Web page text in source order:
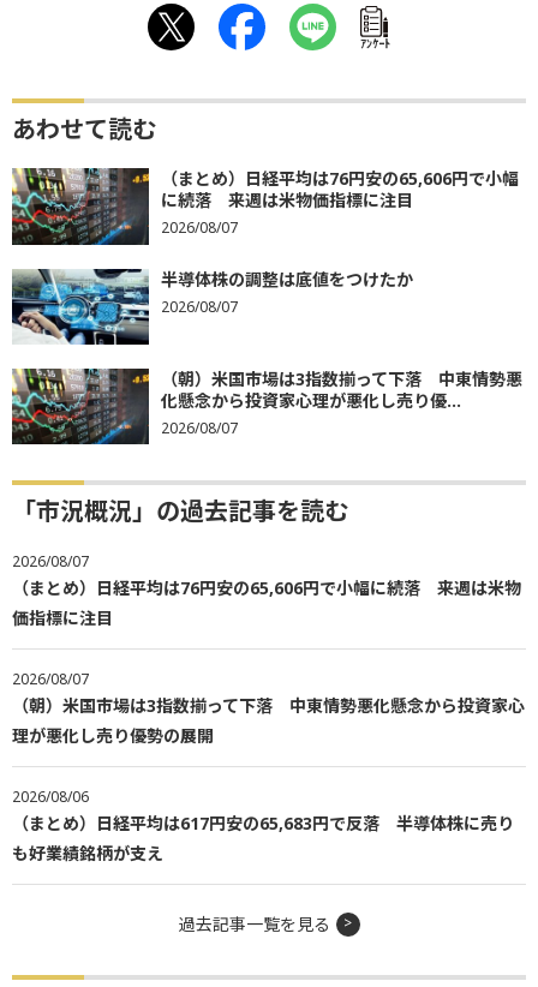
ｱﾝｹｰﾄ
あわせて読む
（まとめ）日経平均は76円安の65,606円で小幅
に続落 来週は米物価指標に注目
2026/08/07
半導体株の調整は底値をつけたか
2026/08/07
（朝）米国市場は3指数揃って下落 中東情勢悪
化懸念から投資家心理が悪化し売り優...
2026/08/07
「市況概況」の過去記事を読む
2026/08/07
（まとめ）日経平均は76円安の65,606円で小幅に続落 来週は米物
価指標に注目
2026/08/07
（朝）米国市場は3指数揃って下落 中東情勢悪化懸念から投資家心
理が悪化し売り優勢の展開
2026/08/06
（まとめ）日経平均は617円安の65,683円で反落 半導体株に売り
も好業績銘柄が支え
過去記事一覧を見る